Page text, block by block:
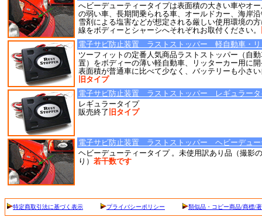
へビーデューティータイプは表面積の大きい車やオ
の弱い車、長期間乗られる車、オールドカー、海岸
雪剤による塩害などが想定される厳しい使用環境の
線をボディーとシャーシへそれぞれお取付ください。
電子サビ防止装置 ラストストッパー 軽自動車・リ
ツーフィットの定番人気商品ラストストッパー（自
置）をボディーの薄い軽自動車、リッターカー用に
表面積が普通車に比べて少なく、バッテリーも小さ
旧タイプ
電子サビ防止装置 ラストストッパー レギュラータ
レギュラータイプ
販売終了 旧タイプ
電子サビ防止装置 ラストストッパー ヘビーデュー
ヘビーデューティータイプ 。未使用訳あり品（撮影
り） 若干数です
特定商取引法に基づく表示 プライバシーポリシー 類似品・コピー商品/商標/